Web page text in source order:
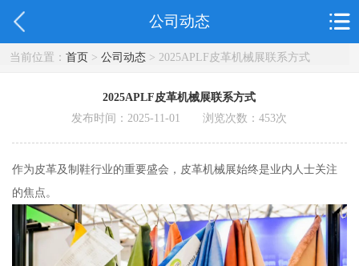
公司动态
当前位置： 首页> 公司动态> 2025APLF皮革机械展联系方式
2025APLF皮革机械展联系方式
发布时间：2025-11-01 浏览次数：453次
作为皮革及制鞋行业的重要盛会，皮革机械展始终是业内人士关注
的焦点。